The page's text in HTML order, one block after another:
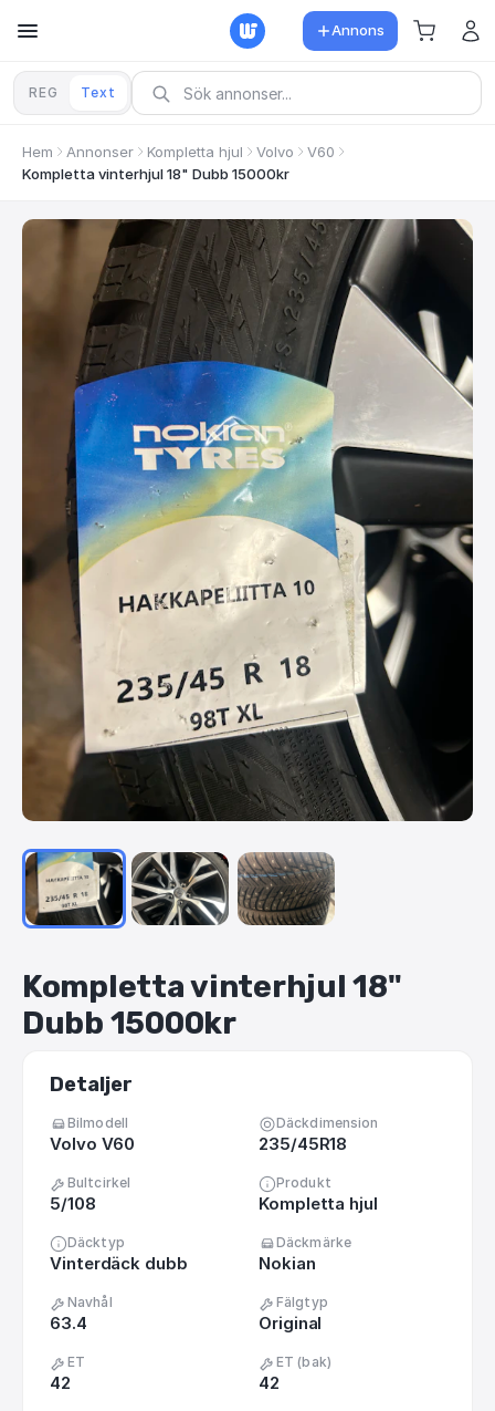
Annons
REG Text
Hem Annonser Kompletta hjul Volvo
V60
Kompletta vinterhjul 18" Dubb 15000kr
Komplettavinterhjul 18"
Dubb 15000kr
Detaljer
Bilmodell
Volvo V60
Däckdimension
235/45R18
Bultcirkel
5/108
Produkt
Kompletta hjul
Däcktyp
Vinterdäck dubb
Däckmärke
Nokian
Navhål
63.4
Fälgtyp
Original
ET
42
ET (bak)
42